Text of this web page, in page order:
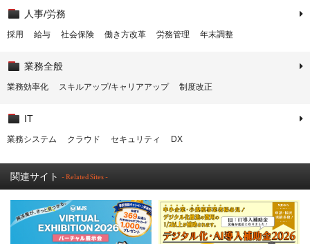
人事/労務
採用 給与 社会保険 働き方改革 労務管理 年末調整
業務全般
業務効率化 スキルアップ/キャリアアップ 制度改正
IT
業務システム クラウド セキュリティ DX
関連サイト - Related Sites -